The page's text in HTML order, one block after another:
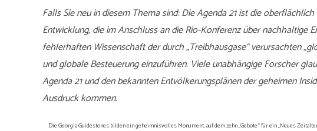
Falls Sie neu in diesem Thema sind: Die Agenda 21 ist die
Entwicklung, die im Anschluss an die Rio-Konferenz über nachhaltige
fehlerhaften Wissenschaft der durch „Treibhausgase“ verursachten
und globale Besteuerung einzuführen. Viele unabhängige Forscher
Agenda 21 und den bekannten Entvölkerungsplänen der geheimen
Ausdruck kommen.
Die Georgia Guidestones bilden ein geheimnisvolles Monument, auf dem zehn „Gebote“ für ein „Neues